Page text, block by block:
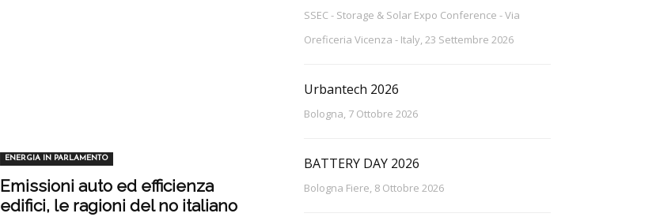
ENERGIA IN PARLAMENTO
Emissioni auto ed efficienza
edifici, le ragioni del no italiano
SSEC - Storage & Solar Expo Conference - Via
Oreficeria Vicenza - Italy, 23 Settembre 2026
Urbantech 2026
Bologna, 7 Ottobre 2026
BATTERY DAY 2026
Bologna Fiere, 8 Ottobre 2026